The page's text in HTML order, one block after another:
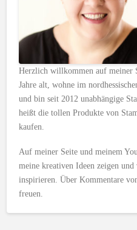
Herzlich willkommen auf meiner
Jahre alt, wohne im
und bin seit 2012 unabhängige
heißt die tollen Produkte von
kaufen.
Auf meiner Seite und meinem
meine kreativen Ideen zeigen
inspirieren. Über Kommentare
freuen.